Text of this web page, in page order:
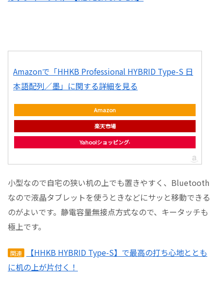
Amazonで「HHKB Professional HYBRID Type-S 日
本語配列／墨」に関する詳細を見る
Amazon
楽天市場
Yahoo!ショッピング
小型なので自宅の狭い机の上でも置きやすく、Bluetooth
なので液晶タブレットを使うときなどにサッと移動できる
のがよいです。静電容量無接点方式なので、キータッチも
極上です。
関連
【HHKB HYBRID Type-S】で最高の打ち心地ととも
に机の上が片付く！